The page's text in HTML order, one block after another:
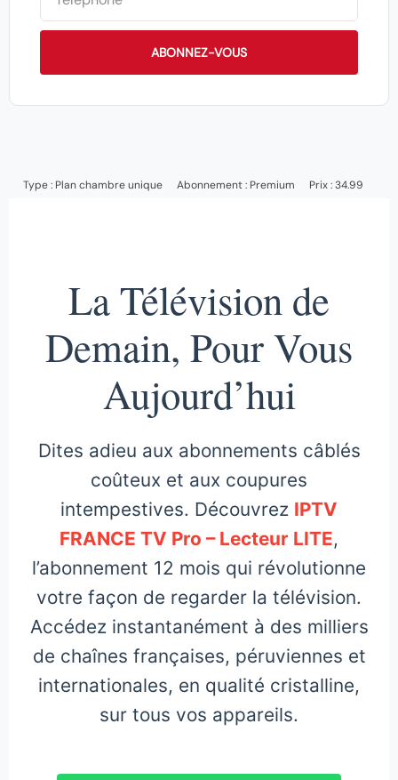
ABONNEZ-VOUS
Type : Plan chambre unique Abonnement : Premium Prix : 34.99
La Télévision de
Demain, Pour Vous
Aujourd’hui
Dites adieu aux abonnements câblés
coûteux et aux coupures
intempestives. Découvrez IPTV
FRANCE TV Pro – Lecteur LITE,
l’abonnement 12 mois qui révolutionne
votre façon de regarder la télévision.
Accédez instantanément à des milliers
de chaînes françaises, péruviennes et
internationales, en qualité cristalline,
sur tous vos appareils.